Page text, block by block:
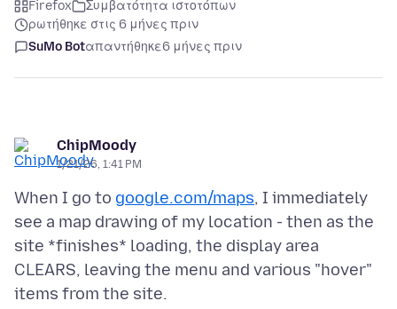
Firefox
Συμβατότητα ιστοτόπων
ρωτήθηκε στις 6 μήνες πριν
SuMo Botαπαντήθηκε6 μήνες πριν
ChipMoody
1/21/26, 1:41 PM
When I go to google.com/maps, I immediately
see a map drawing of my location - then as the
site *finishes* loading, the display area
CLEARS, leaving the menu and various "hover"